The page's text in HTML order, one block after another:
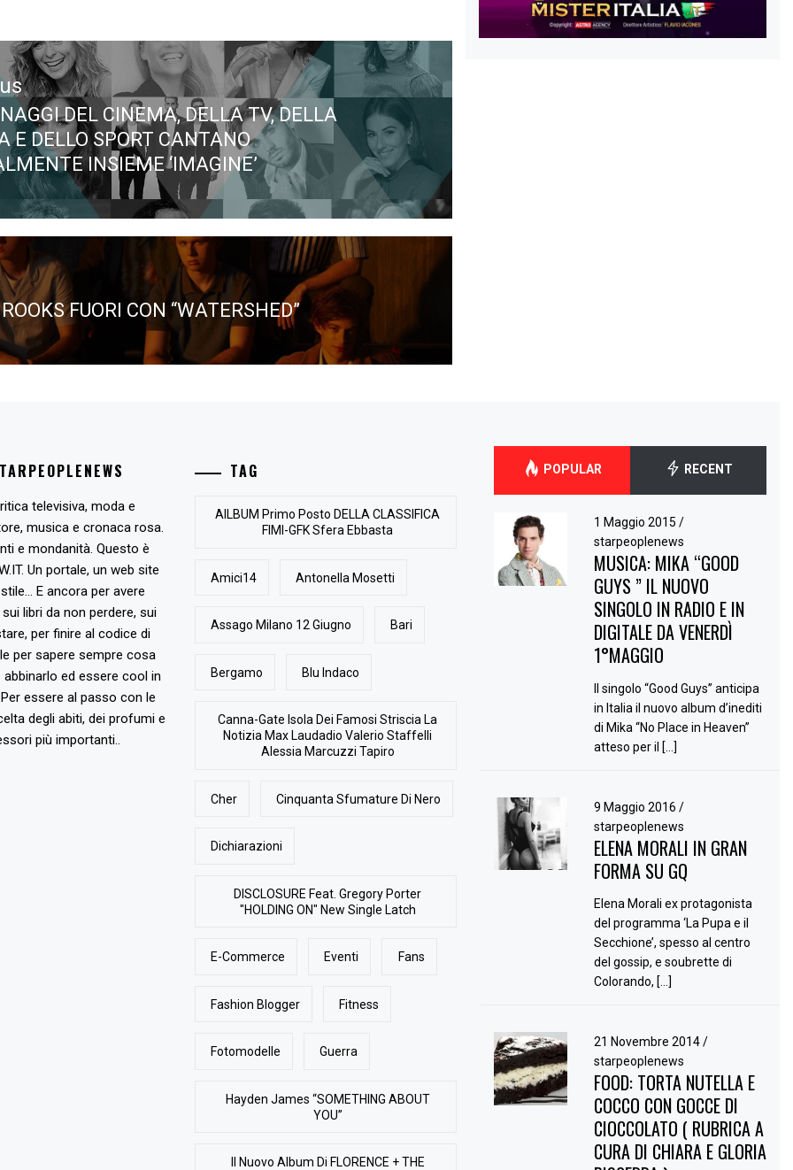
DEL CINEMA, DELLA TV, DELLA
E DELLO SPORT CANTANO
INSIEME ‘IMAGINE’
FUORI CON “WATERSHED”
televisiva, moda e
musica e cronaca rosa.
e mondanità. Questo è
Un portale, un web site
E ancora per avere
libri da non perdere, sui
per finire al codice di
per sapere sempre cosa
ed essere cool in
essere al passo con le
degli abiti, dei profumi e
più importanti..
TAG
AlLBUM Primo Posto DELLA CLASSIFICA
FIMI-GFK Sfera Ebbasta
Amici14 Antonella Mosetti
Assago Milano 12 Giugno Bari
Bergamo Blu Indaco
Canna-Gate Isola Dei Famosi Striscia La
Notizia Max Laudadio Valerio Staffelli
Alessia Marcuzzi Tapiro
Cher Cinquanta Sfumature Di Nero
Dichiarazioni
DISCLOSURE Feat. Gregory Porter
"HOLDING ON" New Single Latch
E-Commerce Eventi Fans
Fashion Blogger Fitness
Fotomodelle Guerra
Hayden James “SOMETHING ABOUT
YOU”
Il Nuovo Album Di FLORENCE + THE
POPULAR RECENT
1 Maggio 2015 /
starpeoplenews
MUSICA: MIKA “GOOD
GUYS ” IL NUOVO
SINGOLO IN RADIO E IN
DIGITALE DA VENERDÌ
1°MAGGIO
Il singolo “Good Guys” anticipa
in Italia il nuovo album d’inediti
di Mika “No Place in Heaven”
atteso per il […]
9 Maggio 2016 /
starpeoplenews
ELENA MORALI IN GRAN
FORMA SU GQ
Elena Morali ex protagonista
del programma ‘La Pupa e il
Secchione’, spesso al centro
del gossip, e soubrette di
Colorando, […]
21 Novembre 2014/
starpeoplenews
FOOD: TORTA NUTELLA E
COCCO CON GOCCE DI
CIOCCOLATO ( RUBRICA A
CURA DI CHIARA E GLORIA